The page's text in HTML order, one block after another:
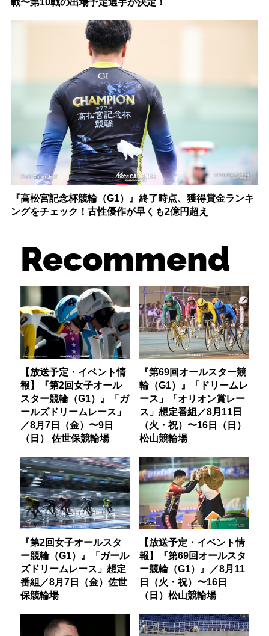
『高松宮記念杯競輪（G1）』終了時点、獲得賞金ランキ
ングをチェック！古性優作が早くも2億円超え
Recommend
【放送予定・イベント情
報】『第2回女子オール
スター競輪（G1）』「ガ
ールズドリームレース」
／8月7日（金）〜9日
（日） 佐世保競輪場
『第69回オールスター競
輪（G1）』「ドリームレ
ース」「オリオン賞レー
ス」想定番組／8月11日
（火・祝）〜16日（日）
松山競輪場
『第2回女子オールスタ
ー競輪（G1）』「ガール
ズドリームレース」想定
番組／8月7日（金）佐世
保競輪場
【放送予定・イベント情
報】『第69回オールスタ
ー競輪（G1）』／8月11
日（火・祝）〜16日
（日）松山競輪場